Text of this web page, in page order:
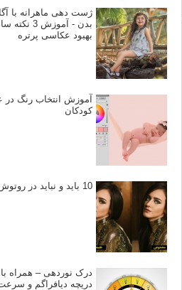
ژست دهی ماهرانه با
بدن - آموزش 3
بهبود عکاسی پرتره
آموزش انتخاب رنگ در
کودکان
10 باید و نباید در روتوش عکس ها
دریچه دیافراگم و